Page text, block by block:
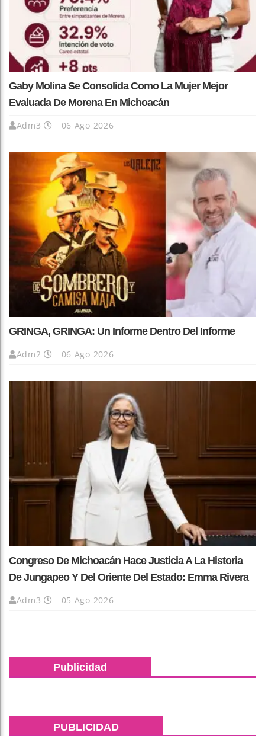
Gaby Molina Se Consolida Como La Mujer Mejor
Evaluada De Morena En Michoacán
Adm3 06 Ago 2026
GRINGA, GRINGA: Un Informe Dentro Del Informe
Adm2 06 Ago 2026
Congreso De Michoacán Hace Justicia A La Historia
De Jungapeo Y Del Oriente Del Estado: Emma Rivera
Adm3 05 Ago 2026
Publicidad
PUBLICIDAD